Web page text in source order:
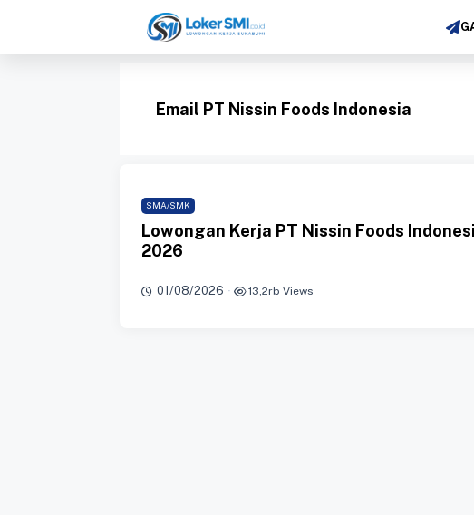
isi
Email PT Nissin Foods Indonesia
SMA/SMK
Lowongan Kerja PT Nissin Foods
2026
01/08/2026 · 13,2rb Views